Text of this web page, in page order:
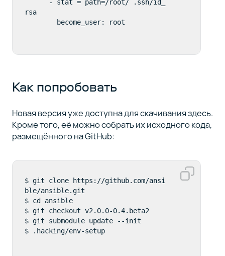
rsa
Как попробовать
Новая версия уже доступна для скачивания здесь.
Кроме того, её можно собрать их исходного кода,
размещённого на GitHub:
$ git clone https://github.com/ansi
ble/ansible.git
$ cd ansible
$ git checkout v2.0.0-0.4.beta2
$ git submodule update --init
$ .hacking/env-setup